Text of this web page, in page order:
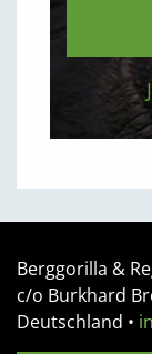
Berggorilla &
c/o Burkhard
Deutschland •